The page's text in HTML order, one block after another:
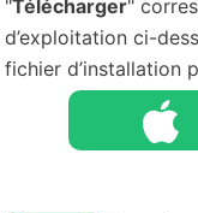
"Télécharger"
d’exploitation ci-
fichier d’installation